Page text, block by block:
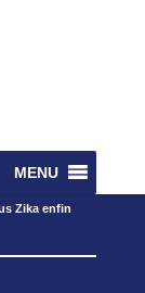
MENU
Zika enfin